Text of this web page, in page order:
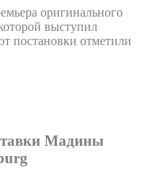
оригинального
выступил
постановки отметили
Мадины